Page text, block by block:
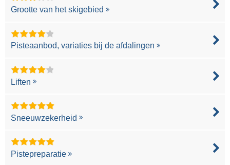
Grootte van het skigebied
Pisteaanbod, variaties bij de afdalingen
Liften
Sneeuwzekerheid
Pistepreparatie